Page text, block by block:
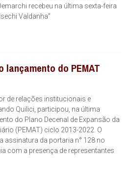
recebeu na última sexta-feira
Valdanha”
do PEMAT
de relações institucionais e
Quilici, participou, na última
do Plano Decenal de Expansão da
(PEMAT) ciclo 2013-2022. O
assinatura da portaria n° 128 no
com a presença de representantes